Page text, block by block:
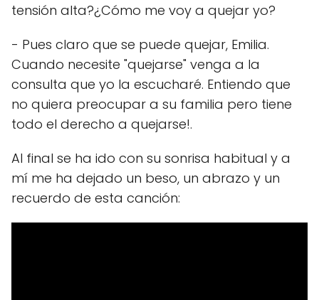
tensión alta?¿Cómo me voy a quejar yo?
- Pues claro que se puede quejar, Emilia.
Cuando necesite "quejarse" venga a la
consulta que yo la escucharé. Entiendo que
no quiera preocupar a su familia pero tiene
todo el derecho a quejarse!.
Al final se ha ido con su sonrisa habitual y a
mí me ha dejado un beso, un abrazo y un
recuerdo de esta canción: